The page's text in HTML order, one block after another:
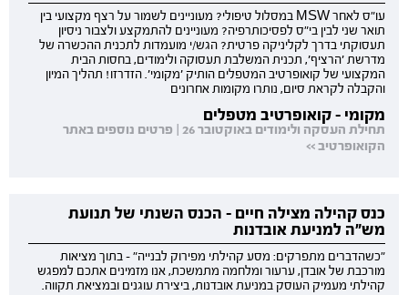
עו"ס לאחר MSW במסלול טיפולי? מעוניינים לשמור על רצף מקצועי בין
תואר שני לבין בי"ס לפסיכותרפיה? מעוניינים להתמקצע ולצבור ניסיון
תעסוקתי בדרך לקליניקה פרטית? הגש/י מועמדות לתכנית ההכשרה של
מדרשת 'הרציף', תכנית המשלבת תעסוקה ולימודים, בחסות הבית
המקצועי של קואופרטיב המטפלים הותיק 'מקומי'. הזדרזו! תהליך המיון
והקבלה לקראת סיום, נותרו מקומות אחרונים
מקומי - קואופרטיב מטפלים
תחילת העסקה ולימודים באוקטובר 26 | פרטים נוספים באתר
הקואופרטיב >>
כנס קהילה מצילה חיים - הכנס השנתי של תנועת
מש"ה למניעת אובדנות
"כשהדברים מתפרקים: מסע קהילתי מפירוק לבנייה" - בתוך מציאות
מורכבת של אובדן, ערעור ומלחמה מתמשכת, אנו מזמינים אתכם למפגש
קהילתי מעמיק העוסק במניעת אובדנות, ביצירת עוגנים ובמציאת תקווה.